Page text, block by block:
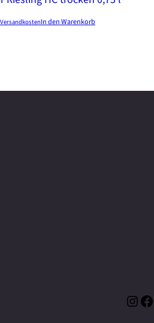
VersandkostenIn den Warenkorb